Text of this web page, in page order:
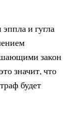
и гугла
закон
значит, что
будет